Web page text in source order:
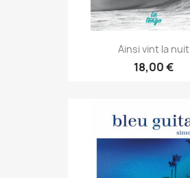
Ainsi vint la nuit
18,00 €